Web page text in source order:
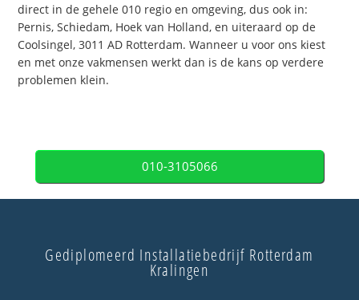
direct in de gehele 010 regio en omgeving, dus ook in:
Pernis, Schiedam, Hoek van Holland, en uiteraard op de
Coolsingel, 3011 AD Rotterdam. Wanneer u voor ons kiest
en met onze vakmensen werkt dan is de kans op verdere
problemen klein.
010-3105066
Gediplomeerd Installatiebedrijf Rotterdam
Kralingen